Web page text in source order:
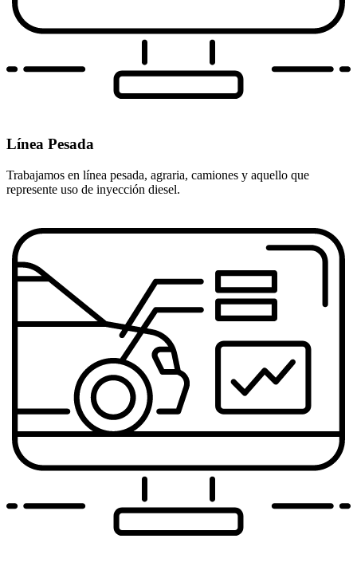
Línea Pesada
Trabajamos en línea pesada, agraria, camiones y aquello que
represente uso de inyección diesel.